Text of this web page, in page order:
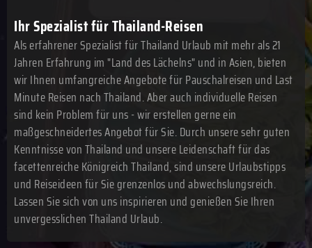
Ihr Spezialist für Thailand-Reisen
Als erfahrener Spezialist für Thailand Urlaub mit mehr als 21
Jahren Erfahrung im "Land des Lächelns" und in Asien, bieten
wir Ihnen umfangreiche Angebote für Pauschalreisen und Last
Minute Reisen nach Thailand. Aber auch individuelle Reisen
sind kein Problem für uns - wir erstellen gerne ein
maßgeschneidertes Angebot für Sie. Durch unsere sehr guten
Kenntnisse von Thailand und unsere Leidenschaft für das
facettenreiche Königreich Thailand, sind unsere Urlaubstipps
und Reiseideen für Sie grenzenlos und abwechslungsreich.
Lassen Sie sich von uns inspirieren und genießen Sie Ihren
unvergesslichen Thailand Urlaub.